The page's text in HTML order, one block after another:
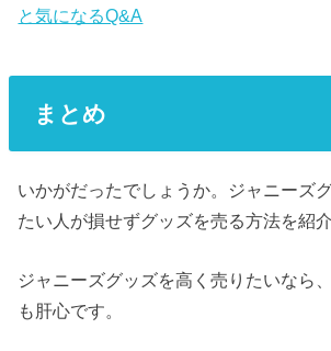
と気になるQ&A
まとめ
いかがだったでしょうか。ジャニーズ
たい人が損せずグッズを売る方法を紹
ジャニーズグッズを高く売りたいなら
も肝心です。